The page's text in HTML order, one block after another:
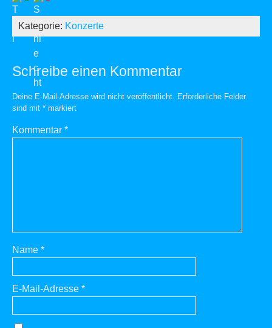
Kategorie: Konzerte
Schreibe einen Kommentar
Deine E-Mail-Adresse wird nicht veröffentlicht. Erforderliche Felder
sind mit * markiert
Kommentar *
Name *
E-Mail-Adresse *